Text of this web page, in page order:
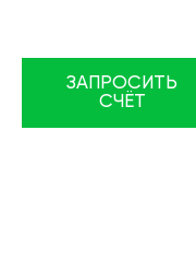
ЗАПРОСИТЬ
СЧЁТ